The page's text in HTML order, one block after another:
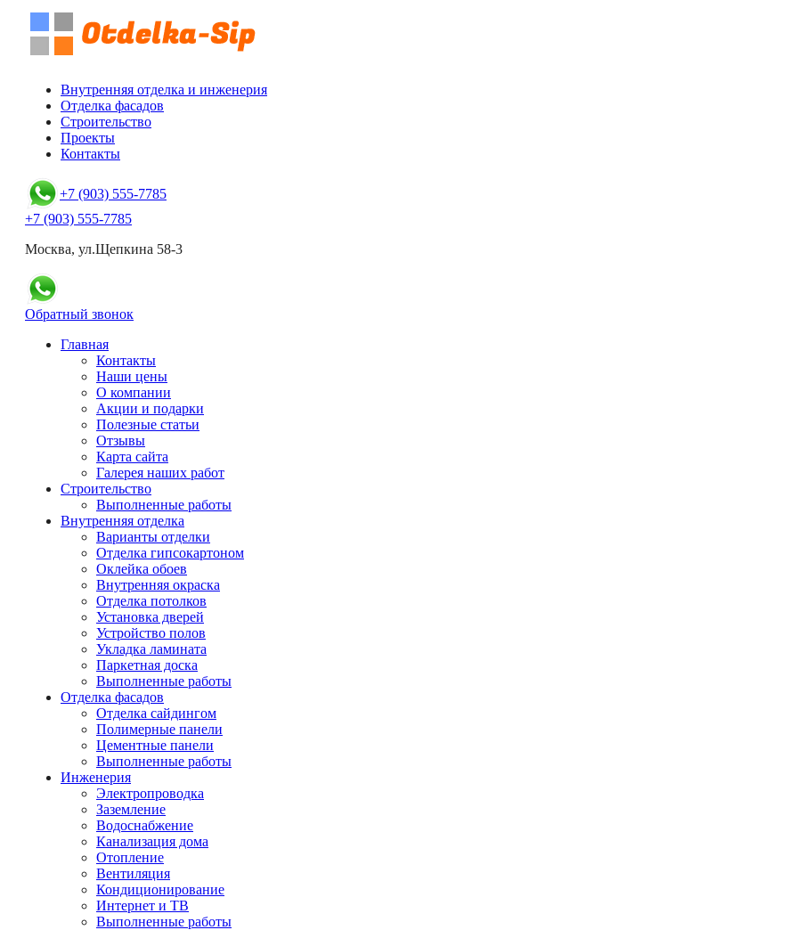
Внутренняя отделка и инженерия
Отделка фасадов
Строительство
Проекты
Контакты
+7 (903) 555-7785
+7 (903) 555-7785
Москва, ул.Щепкина 58-3
Обратный звонок
Главная
Контакты
Наши цены
О компании
Акции и подарки
Полезные статьи
Отзывы
Карта сайта
Галерея наших работ
Строительство
Выполненные работы
Внутренняя отделка
Варианты отделки
Отделка гипсокартоном
Оклейка обоев
Внутренняя окраска
Отделка потолков
Установка дверей
Устройство полов
Укладка ламината
Паркетная доска
Выполненные работы
Отделка фасадов
Отделка сайдингом
Полимерные панели
Цементные панели
Выполненные работы
Инженерия
Электропроводка
Заземление
Водоснабжение
Канализация дома
Отопление
Вентиляция
Кондиционирование
Интернет и ТВ
Выполненные работы